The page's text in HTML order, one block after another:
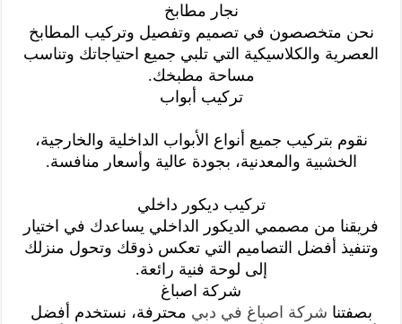
نجار مطابخ
نحن متخصصون في تصميم وتفصيل وتركيب المطابخ
العصرية والكلاسيكية التي تلبي جميع احتياجاتك وتناسب
مساحة مطبخك.
تركيب أبواب
نقوم بتركيب جميع أنواع الأبواب الداخلية والخارجية،
الخشبية والمعدنية، بجودة عالية وأسعار منافسة.
تركيب ديكور داخلي
فريقنا من مصممي الديكور الداخلي يساعدك في اختيار
وتنفيذ أفضل التصاميم التي تعكس ذوقك وتحول منزلك
إلى لوحة فنية رائعة.
شركة اصباغ
بصفتنا شركة اصباغ في دبي محترفة، نستخدم أفضل